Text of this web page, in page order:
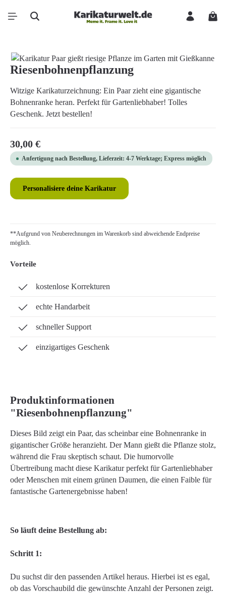
Zum Hauptinhalt springen
Bildergalerie überspringen
Riesenbohnenpflanzung
Witzige Karikaturzeichnung: Ein Paar zieht eine gigantische
Bohnenranke heran. Perfekt für Gartenliebhaber! Tolles
Geschenk. Jetzt bestellen!
Regulärer Preis:
30,00 €
Anfertigung nach Bestellung, Lieferzeit: 4-7 Werktage; Express möglich
Personalisiere deine Karikatur
**Aufgrund von Neuberechnungen im Warenkorb sind abweichende Endpreise
möglich.
Vorteile
kostenlose Korrekturen
echte Handarbeit
schneller Support
einzigartiges Geschenk
Produktinformationen
"Riesenbohnenpflanzung"
Dieses Bild zeigt ein Paar, das scheinbar eine Bohnenranke in
gigantischer Größe heranzieht. Der Mann gießt die Pflanze stolz,
während die Frau skeptisch schaut. Die humorvolle
Übertreibung macht diese Karikatur perfekt für Gartenliebhaber
oder Menschen mit einem grünen Daumen, die einen Faible für
fantastische Gartenergebnisse haben!
So läuft deine Bestellung ab:
Schritt 1:
Du suchst dir den passenden Artikel heraus. Hierbei ist es egal,
ob das Vorschaubild die gewünschte Anzahl der Personen zeigt.